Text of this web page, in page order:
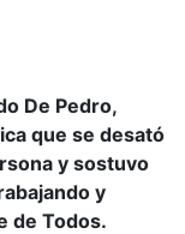
De Pedro,
que se desató
y sostuvo
y
de Todos.